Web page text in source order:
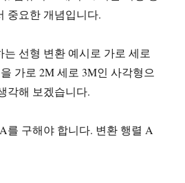
중요한 개념입니다.
선형 변환 예시로 가로 세로
가로 2M 세로 3M인 사각형으
각해 보겠습니다.
를 구해야 합니다. 변환 행렬 A